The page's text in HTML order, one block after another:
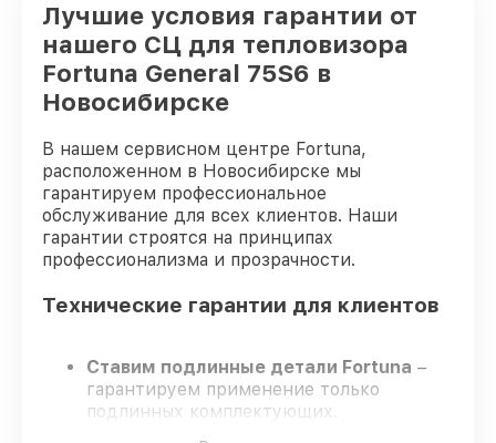
Лучшие условия гарантии от
нашего СЦ для тепловизора
Fortuna General 75S6 в
Новосибирске
В нашем сервисном центре Fortuna,
расположенном в Новосибирске мы
гарантируем профессиональное
обслуживание для всех клиентов. Наши
гарантии строятся на принципах
профессионализма и прозрачности.
Технические гарантии для клиентов
Ставим подлинные детали Fortuna –
гарантируем применение только
подлинных комплектующих.